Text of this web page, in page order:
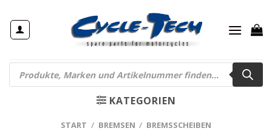
Inhalt
springen
Products
search
KATEGORIEN
START / BREMSEN / BREMSSCHEIBEN